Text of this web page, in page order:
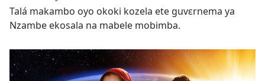
Talá makambo oyo okoki kozela ete guvɛrnema ya
Nzambe ekosala na mabele mobimba.